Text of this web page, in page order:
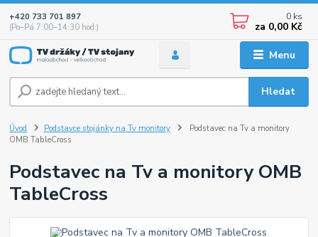
Menu
Hledat
+420 733 701 897
(Po–Pá 7:00–14:30 hod.)
0 ks
za 0,00 Kč
Úvod Podstavce stojánky na Tv monitory
Podstavec na Tv a monitory
OMB TableCross
Podstavec na Tv a monitory OMB
TableCross